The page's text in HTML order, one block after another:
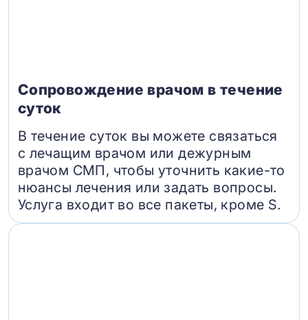
Сопровождение врачом в течение
суток
В течение суток вы можете связаться
с лечащим врачом или дежурным
врачом СМП, чтобы уточнить какие-то
нюансы лечения или задать вопросы.
Услуга входит во все пакеты, кроме S.